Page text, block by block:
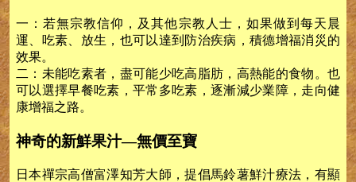
一：若無宗教信仰，及其他宗教人士，如果做到每天晨
運、吃素、放生，也可以達到防治疾病，積德增福消災的
效果。
二：未能吃素者，盡可能少吃高脂肪，高熱能的食物。也
可以選擇早餐吃素，平常多吃素，逐漸減少業障，走向健
康增福之路。
神奇的新鮮果汁—無價至寶
日本禪宗高僧富澤知芳大師，提倡馬鈴薯鮮汁療法，有顯